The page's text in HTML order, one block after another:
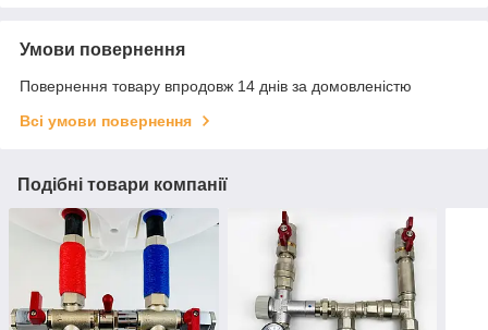
Умови повернення
Повернення товару впродовж 14 днів за домовленістю
Всі умови повернення
Подібні товари компанії